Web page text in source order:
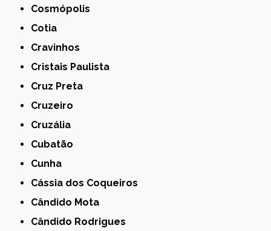
Cosmópolis
Cotia
Cravinhos
Cristais Paulista
Cruz Preta
Cruzeiro
Cruzália
Cubatão
Cunha
Cássia dos Coqueiros
Cândido Mota
Cândido Rodrigues